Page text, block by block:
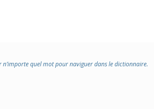
n’importe quel mot pour naviguer dans le dictionnaire.